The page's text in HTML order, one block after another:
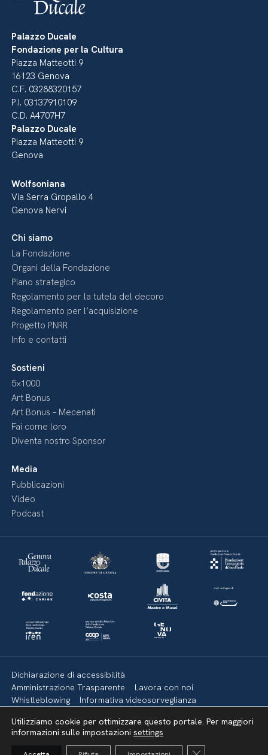
Palazzo Ducale
Fondazione per la Cultura
Piazza Matteotti 9
16123 Genova
C.F. 03288320157
P.I. 03137910109
C.D. A4707H7
Palazzo Ducale
Piazza Matteotti 9
Genova
Wolfsoniana
Via Serra Gropallo 4
Genova Nervi
Chi siamo
La Fondazione
Organi della Fondazione
Piano strategico
Regolamento per la tutela del decoro
Regolamento per l’acquisizione
Progetto PNRR
Info e contatti
Sostieni
5×1000
Art Bonus
Art Bonus – Mecenati
Fai come loro
Diventa nostro Sponsor
Media
Pubblicazioni
Video
Podcast
Dichiarazione di accessibilità
Amministrazione Trasparente
Lavora con noi
Whistleblowing
Informativa videosorveglianza
Mappa del sito
Utilizziamo cookie per ottimizzare questo portale. Per maggiori
informazioni sulle impostazioni settings
Close GDPR